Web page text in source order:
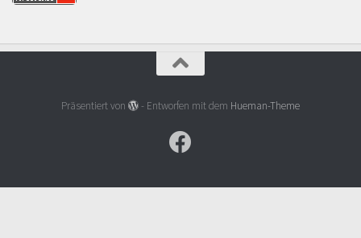
Präsentiert von - Entworfen mit dem Hueman-Theme